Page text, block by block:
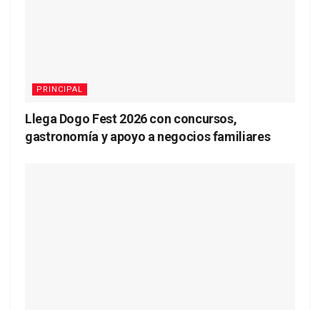
PRINCIPAL
Llega Dogo Fest 2026 con concursos,
gastronomía y apoyo a negocios familiares